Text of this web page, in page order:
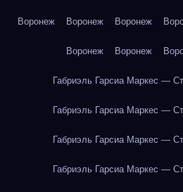
Воронеж Воронеж Воронеж
Воронеж Воронеж
Габриэль Гарсиа Маркес —
Габриэль Гарсиа Маркес —
Габриэль Гарсиа Маркес —
Габриэль Гарсиа Маркес —